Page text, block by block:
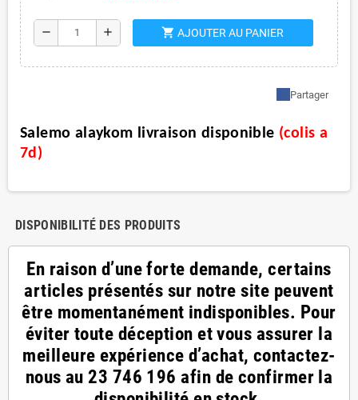
remove add shopping_cart AJOUTER AU PANIER
Partager
Salemo alaykom livraison disponible (colis a
7d )
DISPONIBILITÉ DES PRODUITS
En raison d’une forte demande, certains
articles présentés sur notre site peuvent
être momentanément indisponibles. Pour
éviter toute déception et vous assurer la
meilleure expérience d’achat, contactez-
nous au23 746 196 afin de confirmer la